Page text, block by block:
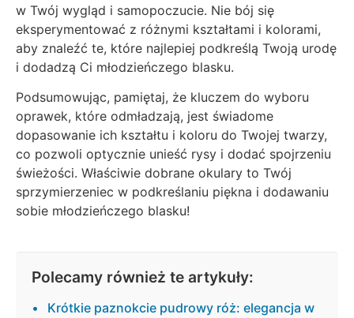
w Twój wygląd i samopoczucie. Nie bój się
eksperymentować z różnymi kształtami i kolorami,
aby znaleźć te, które najlepiej podkreślą Twoją urodę
i dodadzą Ci młodzieńczego blasku.
Podsumowując, pamiętaj, że kluczem do wyboru
oprawek, które odmładzają, jest świadome
dopasowanie ich kształtu i koloru do Twojej twarzy,
co pozwoli optycznie unieść rysy i dodać spojrzeniu
świeżości. Właściwie dobrane okulary to Twój
sprzymierzeniec w podkreślaniu piękna i dodawaniu
sobie młodzieńczego blasku!
Polecamy również te artykuły:
Krótkie paznokcie pudrowy róż: elegancja w